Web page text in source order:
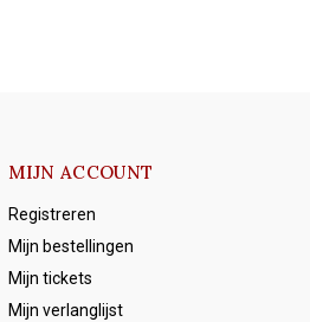
MIJN ACCOUNT
Registreren
Mijn bestellingen
Mijn tickets
Mijn verlanglijst